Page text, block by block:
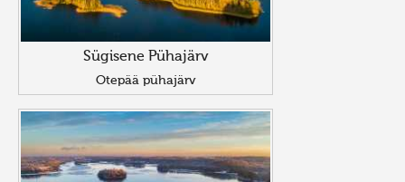
Sügisene Pühajärv
Otepää pühajärv